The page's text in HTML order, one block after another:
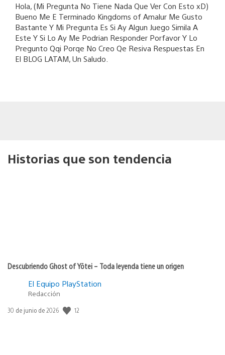
Hola, (Mi Pregunta No Tiene Nada Que Ver Con Esto xD)
Bueno Me E Terminado Kingdoms of Amalur Me Gusto
Bastante Y Mi Pregunta Es Si Ay Algun Juego Simila A
Este Y Si Lo Ay Me Podrian Responder Porfavor Y Lo
Pregunto Qqi Porqe No Creo Qe Resiva Respuestas En
El BLOG LATAM, Un Saludo.
Historias que son tendencia
Descubriendo Ghost of Yōtei – Toda leyenda tiene un origen
El Equipo PlayStation
Redacción
Fecha
30 de junio de 2026 12